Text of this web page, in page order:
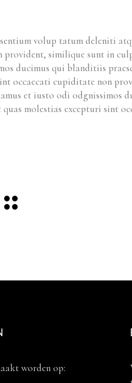
volup tatum deleniti
provident, similique sunt in
ducimus qui blanditiis
occaecati cupiditate non
et iusto odi odgnissimos
molestias excepturi sint
worden op: